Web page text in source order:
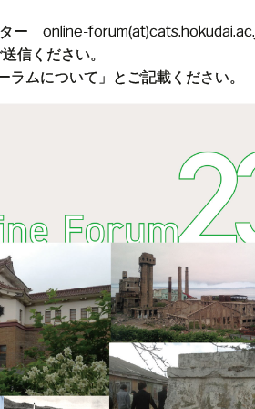
ー online-
信ください。
ムについて」とご記載ください。